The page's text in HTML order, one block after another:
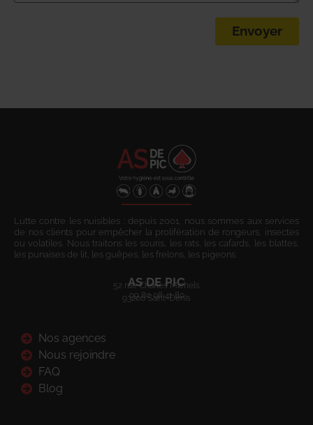
Envoyer
Lutte contre les nuisibles : depuis 2001, nous sommes aux services
de nos clients pour empêcher la prolifération de rongeurs, insectes
ou volatiles. Nous traitons les souris, les rats, les cafards, les blattes,
les punaises de lit, les guêpes, les frelons, les pigeons.
AS DE PIC
52 rue Charles Michels
93200 Saint-Denis
09 80 08 41 80
Nos agences
Nous rejoindre
FAQ
Blog